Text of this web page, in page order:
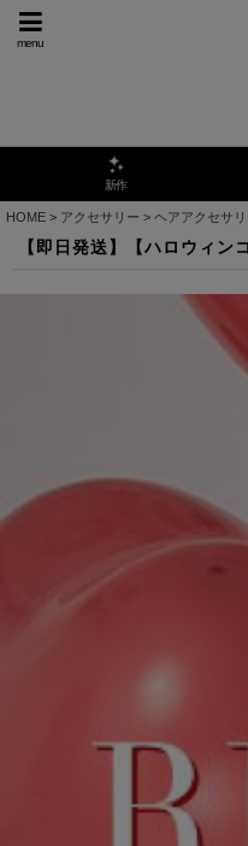
menu
新作
HOME > アクセサリー > ヘアアクセサリ
【即日発送】【ハロウィ